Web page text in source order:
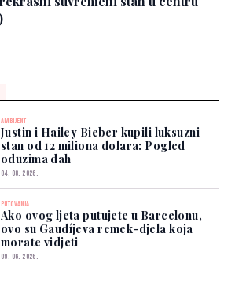
AMBIJENT
Justin i Hailey Bieber kupili luksuzni
stan od 12 miliona dolara: Pogled
oduzima dah
04. 08. 2026.
PUTOVANJA
Ako ovog ljeta putujete u Barcelonu,
ovo su Gaudíjeva remek-djela koja
morate vidjeti
09. 06. 2026.